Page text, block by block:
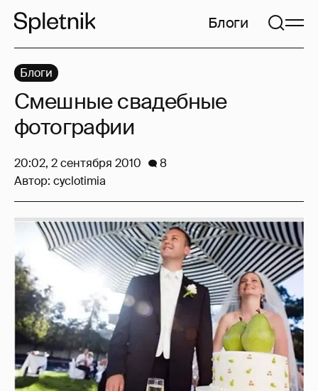
Блоги
Блоги
Смешные свадебные
фотографии
20:02, 2 сентября 2010
8
Автор: cyclotimia